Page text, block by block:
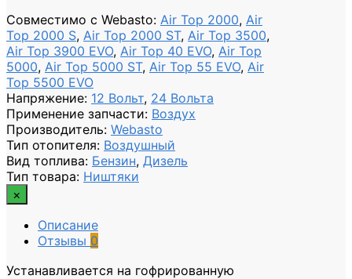
Совместимо с Webasto: Air Top 2000, Air
Top 2000 S, Air Top 2000 ST, Air Top 3500,
Air Top 3900 EVO, Air Top 40 EVO, Air Top
5000, Air Top 5000 ST, Air Top 55 EVO, Air
Top 5500 EVO
Напряжение: 12 Вольт, 24 Вольта
Применение запчасти: Воздух
Производитель: Webasto
Тип отопителя: Воздушный
Вид топлива: Бензин, Дизель
Тип товара: Ништяки
×
Описание
Отзывы 0
Устанавливается на гофрированную